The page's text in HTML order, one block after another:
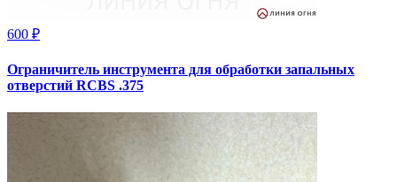
600 ₽
Ограничитель инструмента для обработки запальных
отверстий RCBS .375